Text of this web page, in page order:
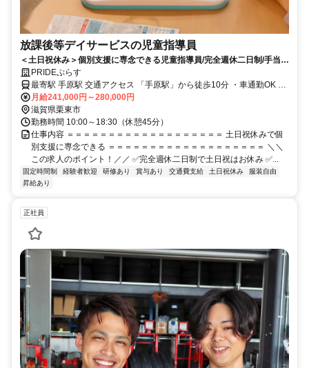
放課後等デイサービスの児童指導員
＜土日祝休み＞個別支援に専念できる児童指導員/完全週休二日制/手当充
実 PRIDEぷらす
最寄駅 手原駅 交通アクセス 「手原駅」から徒歩10分 ・車通勤OK ・
月給241,000円～280,000円
滋賀県栗東市
勤務時間 10:00～18:30（休憩45分）
仕事内容 ＝＝＝＝＝＝＝＝＝＝＝＝＝＝＝＝＝＝＝ 土日祝休みで個
別支援に専念できる ＝＝＝＝＝＝＝＝＝＝＝＝＝＝＝＝＝＝＝ ＼＼
この求人のポイント！／／ ✅完全週休二日制で土日祝はお休み ✅...
固定時間制 経験者歓迎 研修あり 賞与あり 交通費支給 土日祝休み
服装自由
昇給あり
正社員